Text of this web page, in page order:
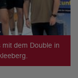
dem Double in